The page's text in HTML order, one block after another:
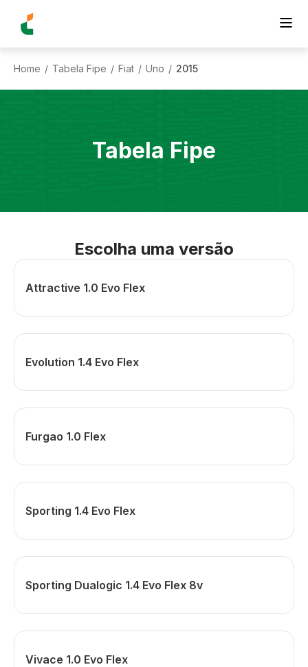
Home / Tabela Fipe / Fiat / Uno / 2015
Tabela Fipe
Escolha uma versão
Attractive 1.0 Evo Flex
Evolution 1.4 Evo Flex
Furgao 1.0 Flex
Sporting 1.4 Evo Flex
Sporting Dualogic 1.4 Evo Flex 8v
Vivace 1.0 Evo Flex